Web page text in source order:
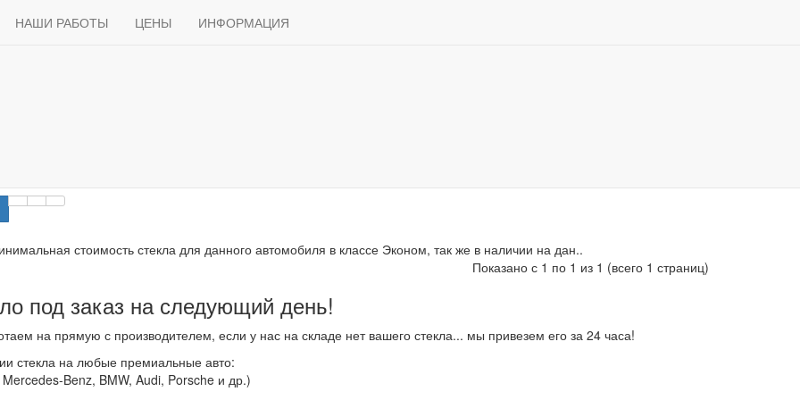
Доставка Способы оплаты Статьи Контакты
НАШИ РАБОТЫ ЦЕНЫ ИНФОРМАЦИЯ
ПРОДАЖА АВТОСТЁКЛ АВТОСТЕКЛО ДЛЯ ЛЕГКОВЫХ АВТО
стоимость стекла для данного автомобиля в классе Эконом, так же в наличии на дан..
Показано с 1 по 1 из 1 (всего 1 страниц)
под заказ на следующий день!
на прямую с производителем, если у нас на складе нет вашего стекла... мы привезем его за 24 часа!
стекла на любые премиальные авто:
Benz, BMW, Audi, Porsche и др.)